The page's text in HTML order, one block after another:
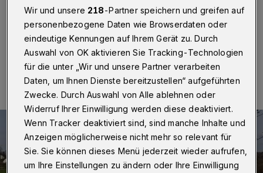
umzusetzen.
16.04.2024 , 08:00 Uhr Eine Minute Lesezeit
Wir und unsere 218-Partner speichern und greifen auf
personenbezogene Daten wie Browserdaten oder
eindeutige Kennungen auf Ihrem Gerät zu. Durch
Auswahl von OK aktivieren Sie Tracking-Technologien
für die unter „Wir und unsere Partner verarbeiten
Daten, um Ihnen Dienste bereitzustellen“ aufgeführten
Zwecke. Durch Auswahl von Alle ablehnen oder
Widerruf Ihrer Einwilligung werden diese deaktiviert.
Wenn Tracker deaktiviert sind, sind manche Inhalte und
Anzeigen möglicherweise nicht mehr so relevant für
Sie. Sie können dieses Menü jederzeit wieder aufrufen,
um Ihre Einstellungen zu ändern oder Ihre Einwilligung